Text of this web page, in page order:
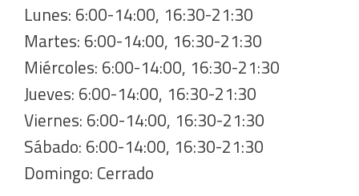
Lunes: 6:00-14:00, 16:30-21:30
Martes: 6:00-14:00, 16:30-21:30
Miércoles: 6:00-14:00, 16:30-21:30
Jueves: 6:00-14:00, 16:30-21:30
Viernes: 6:00-14:00, 16:30-21:30
Sábado: 6:00-14:00, 16:30-21:30
Domingo: Cerrado